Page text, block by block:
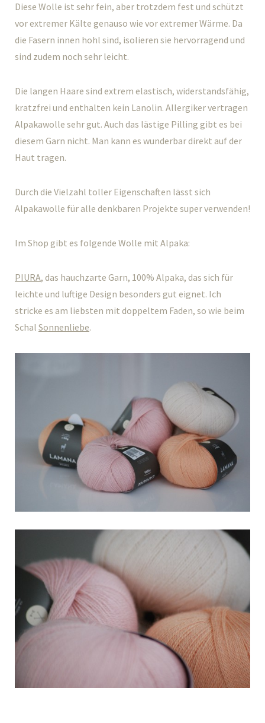
Diese Wolle ist sehr fein, aber trotzdem fest und schützt
vor extremer Kälte genauso wie vor extremer Wärme. Da
die Fasern innen hohl sind, isolieren sie hervorragend und
sind zudem noch sehr leicht.
Die langen Haare sind extrem elastisch, widerstandsfähig,
kratzfrei und enthalten kein Lanolin. Allergiker vertragen
Alpakawolle sehr gut. Auch das lästige Pilling gibt es bei
diesem Garn nicht. Man kann es wunderbar direkt auf der
Haut tragen.
Durch die Vielzahl toller Eigenschaften lässt sich
Alpakawolle für alle denkbaren Projekte super verwenden!
Im Shop gibt es folgende Wolle mit Alpaka:
PIURA, das hauchzarte Garn, 100% Alpaka, das sich für
leichte und luftige Design besonders gut eignet. Ich
stricke es am liebsten mit doppeltem Faden, so wie beim
Schal Sonnenliebe.